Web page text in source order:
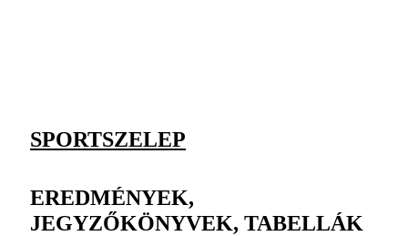
SPORTSZELEP
EREDMÉNYEK,
JEGYZŐKÖNYVEK, TABELLÁK